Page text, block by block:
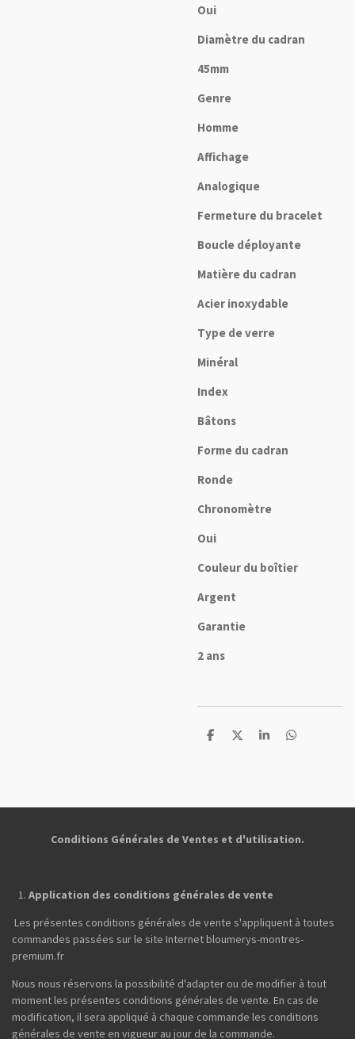
Oui
Diamètre du cadran
45mm
Genre
Homme
Affichage
Analogique
Fermeture du bracelet
Boucle déployante
Matière du cadran
Acier inoxydable
Type de verre
Minéral
Index
Bâtons
Forme du cadran
Ronde
Chronomètre
Oui
Couleur du boîtier
Argent
Garantie
2 ans
P
e
P
e
P
e
P
e
Conditions Générales de Ventes et d'utilisation.
Application des conditions générales de vente
Les présentes conditions générales de vente s'appliquent à toutes
commandes passées sur le site Internet bloumerys-montres-
premium.fr
Nous nous réservons la possibilité d'adapter ou de modifier à tout
moment les présentes conditions générales de vente. En cas de
modification, il sera appliqué à chaque commande les conditions
générales de vente en vigueur au jour de la commande.